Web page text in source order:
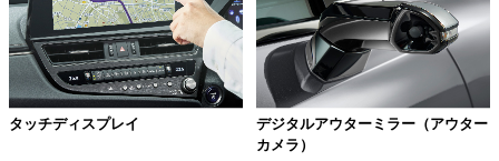
タッチディスプレイ
デジタルアウターミラー（アウター
カメラ）